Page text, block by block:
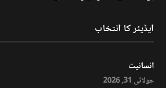
ایڈیٹر کا انتخاب
انسانیت
جولائی 31, 2026